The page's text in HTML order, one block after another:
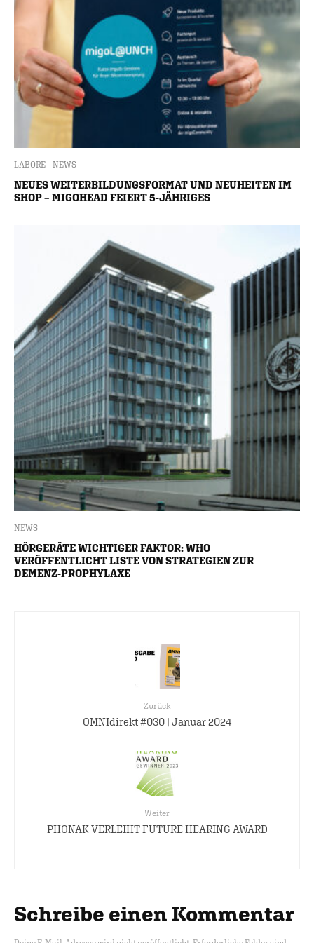
LABORE NEWS
NEUES WEITERBILDUNGSFORMAT UND NEUHEITEN IM
SHOP – MIGOHEAD FEIERT 5-JÄHRIGES
NEWS
HÖRGERÄTE WICHTIGER FAKTOR: WHO
VERÖFFENTLICHT LISTE VON STRATEGIEN ZUR
DEMENZ-PROPHYLAXE
Zurück
OMNIdirekt #030 | Januar 2024
Weiter
PHONAK VERLEIHT FUTURE HEARING AWARD
Schreibe einen Kommentar